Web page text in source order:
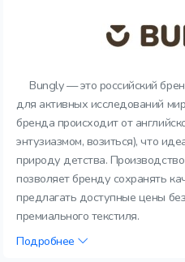
Bungly — это российский
для активных исследований
бренда происходит от
энтузиазмом, возиться), что
природу детства.
позволяет бренду сохранять
предлагать доступные цены
премиального текстиля.
Подробнее